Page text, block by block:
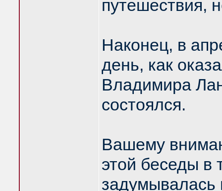
путешествия,
Наконец, в
день, как
Владимира
состоялся.
Вашему
этой беседы в
задумывалась